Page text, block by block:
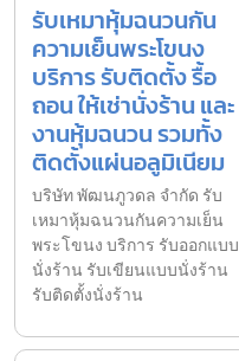
รับเหมาหุ้มฉนวนกัน
ความเย็นพระโขนง
บริการ รับติดตั้ง รื้อ
ถอน ให้เช่านั่งร้าน และ
งานหุ้มฉนวน รวมทั้ง
ติดตั้งแผ่นอลูมิเนียม
บริษัท พัฒนภูวดล จำกัด รับ
เหมาหุ้มฉนวนกันความเย็น
พระโขนง บริการ รับออกแบบ
นั่งร้าน รับเขียนแบบนั่งร้าน
รับติดตั้งนั่งร้าน